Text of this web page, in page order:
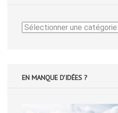
Catégories
EN MANQUE D'IDÉES ?